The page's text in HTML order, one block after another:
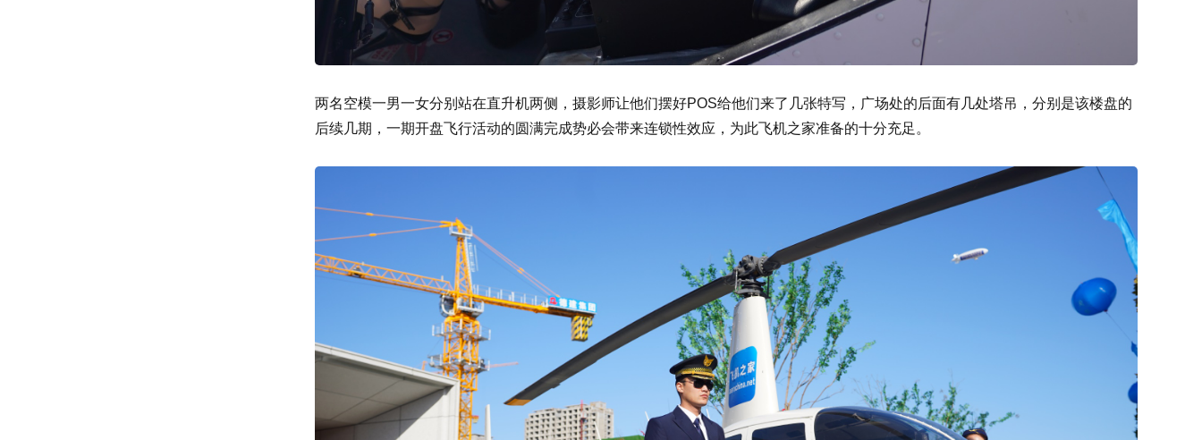
两名空模一男一女分别站在直升机两侧，摄影师让他们摆好POS给他们来了几张特写，广场处的后面有几处塔吊，分别是该楼盘的
后续几期，一期开盘飞行活动的圆满完成势必会带来连锁性效应，为此飞机之家准备的十分充足。